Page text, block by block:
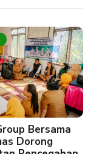
Bersama
Dorong